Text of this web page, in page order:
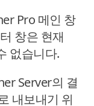
Pro 메인 창
창은 현재
없습니다.
Server의 결
내보내기 위